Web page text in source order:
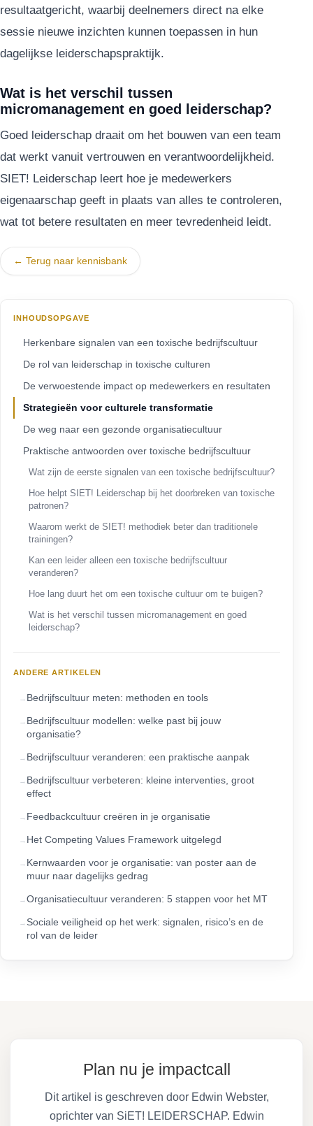
resultaatgericht, waarbij deelnemers direct na elke
sessie nieuwe inzichten kunnen toepassen in hun
dagelijkse leiderschapspraktijk.
Wat is het verschil tussen
micromanagement en goed leiderschap?
Goed leiderschap draait om het bouwen van een team
dat werkt vanuit vertrouwen en verantwoordelijkheid.
SIET! Leiderschap leert hoe je medewerkers
eigenaarschap geeft in plaats van alles te controleren,
wat tot betere resultaten en meer tevredenheid leidt.
← Terug naar kennisbank
INHOUDSOPGAVE
Herkenbare signalen van een toxische bedrijfscultuur
De rol van leiderschap in toxische culturen
De verwoestende impact op medewerkers en resultaten
Strategieën voor culturele transformatie
De weg naar een gezonde organisatiecultuur
Praktische antwoorden over toxische bedrijfscultuur
Wat zijn de eerste signalen van een toxische bedrijfscultuur?
Hoe helpt SIET! Leiderschap bij het doorbreken van toxische
patronen?
Waarom werkt de SIET! methodiek beter dan traditionele
trainingen?
Kan een leider alleen een toxische bedrijfscultuur
veranderen?
Hoe lang duurt het om een toxische cultuur om te buigen?
Wat is het verschil tussen micromanagement en goed
leiderschap?
ANDERE ARTIKELEN
Bedrijfscultuur meten: methoden en tools
Bedrijfscultuur modellen: welke past bij jouw
organisatie?
Bedrijfscultuur veranderen: een praktische aanpak
Bedrijfscultuur verbeteren: kleine interventies, groot
effect
Feedbackcultuur creëren in je organisatie
Het Competing Values Framework uitgelegd
Kernwaarden voor je organisatie: van poster aan de
muur naar dagelijks gedrag
Organisatiecultuur veranderen: 5 stappen voor het MT
Sociale veiligheid op het werk: signalen, risico’s en de
rol van de leider
Plan nu je impactcall
Dit artikel is geschreven door Edwin Webster,
oprichter van SiET! LEIDERSCHAP. Edwin